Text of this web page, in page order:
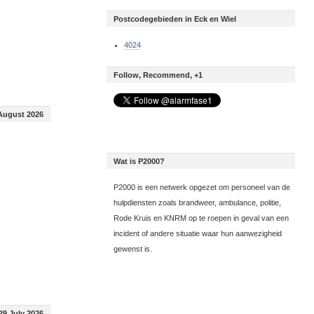
2026
Postcodegebieden in Eck en Wiel
4024
Follow, Recommend, +1
Wat is P2000?
P2000 is een netwerk opgezet om personeel van de
hulpdiensten zoals brandweer, ambulance, politie,
Rode Kruis en KNRM op te roepen in geval van een
incident of andere situatie waar hun aanwezigheid
gewenst is.